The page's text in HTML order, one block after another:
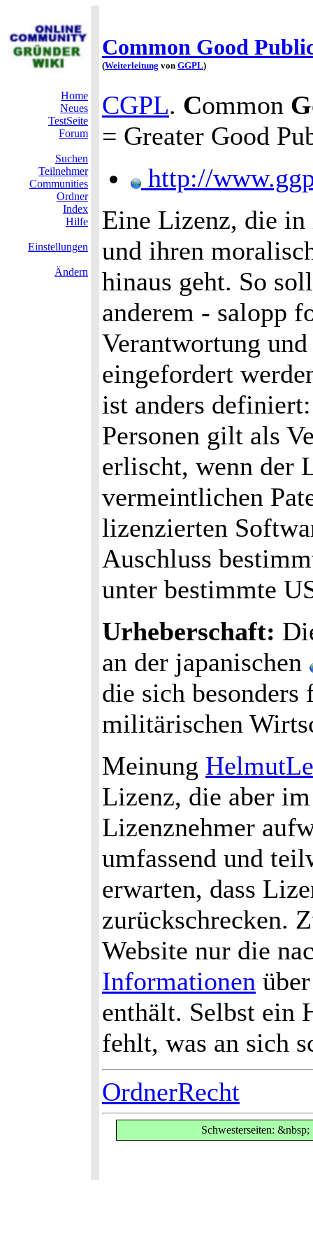
Common Good
(Weiterleitung von GGPL)
Home
Neues
TestSeite
Forum
Suchen
Teilnehmer
Communities
Ordner
Index
Hilfe
Einstellungen
Ändern
CGPL. Common G
= Greater Good
http://
Eine Lizenz, die
und ihren
hinaus geht. So
anderem - salopp
Verantwortung
eingefordert
ist anders
Personen gilt als
erlischt, wenn der
vermeintlichen
lizenzierten
Auschluss
unter bestimmte
Urheberschaft:
an der japanischen
die sich
militärischen
Meinung
Lizenz, die aber
Lizenznehmer
umfassend und
erwarten, dass
zurückschrecken.
Website nur die
Informationen
enthält. Selbst ein
fehlt, was an sich
OrdnerRecht
Schwesterseiten: &nbsp;